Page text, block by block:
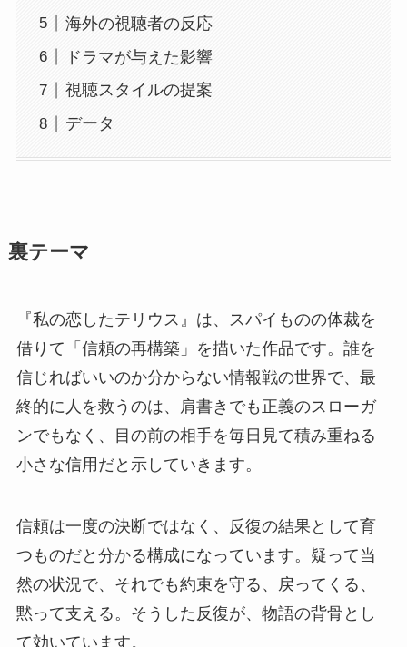
海外の視聴者の反応
ドラマが与えた影響
視聴スタイルの提案
データ
裏テーマ
『私の恋したテリウス』は、スパイものの体裁を
借りて「信頼の再構築」を描いた作品です。誰を
信じればいいのか分からない情報戦の世界で、最
終的に人を救うのは、肩書きでも正義のスローガ
ンでもなく、目の前の相手を毎日見て積み重ねる
小さな信用だと示していきます。
信頼は一度の決断ではなく、反復の結果として育
つものだと分かる構成になっています。疑って当
然の状況で、それでも約束を守る、戻ってくる、
黙って支える。そうした反復が、物語の背骨とし
て効いています。